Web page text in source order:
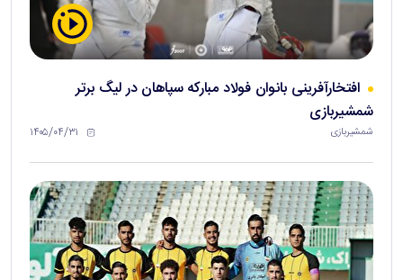
افتخارآفرینی بانوان فولاد مبارکه سپاهان در لیگ برتر
شمشیربازی
شمشیربازی ۱۴۰۵/۰۴/۳۱